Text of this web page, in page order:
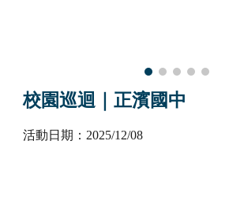
校園巡迴｜ 正濱國中
活動日期：2025/1 2/08